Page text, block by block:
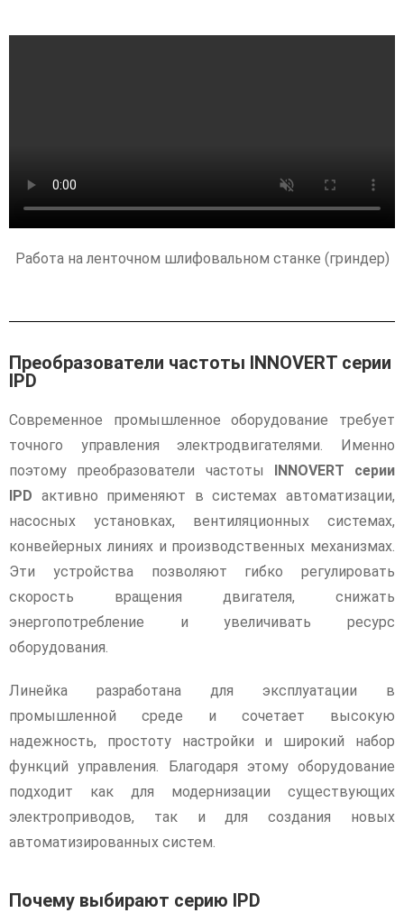
Работа на ленточном шлифовальном станке (гриндер)
Преобразователи частоты INNOVERT серии
IPD
Современное промышленное оборудование требует
точного управления электродвигателями. Именно
поэтому преобразователи частоты INNOVERT серии
IPD активно применяют в системах автоматизации,
насосных установках, вентиляционных системах,
конвейерных линиях и производственных механизмах.
Эти устройства позволяют гибко регулировать
скорость вращения двигателя, снижать
энергопотребление и увеличивать ресурс
оборудования.
Линейка разработана для эксплуатации в
промышленной среде и сочетает высокую
надежность, простоту настройки и широкий набор
функций управления. Благодаря этому оборудование
подходит как для модернизации существующих
электроприводов, так и для создания новых
автоматизированных систем.
Почему выбирают серию IPD